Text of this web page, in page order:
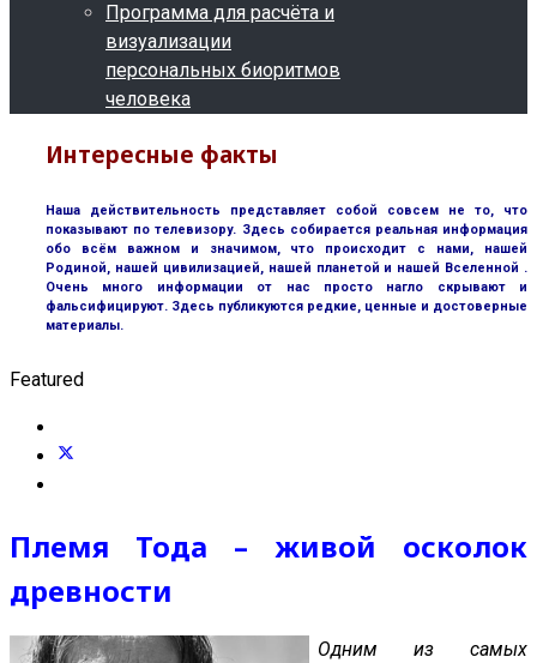
Программа для расчёта и
визуализации
персональных биоритмов
человека
Интересные факты
Наша действительность представляет собой совсем не то, что
показывают по телевизору. Здесь собирается реальная информация
обо всём важном и значимом, что происходит с нами, нашей
Родиной, нашей цивилизацией, нашей планетой и нашей Вселенной .
Очень много информации от нас просто нагло скрывают и
фальсифицируют. Здесь публикуются редкие, ценные и достоверные
материалы.
Featured
Племя Тода – живой осколок
древности
Одним из самых